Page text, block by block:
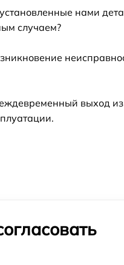
нами
случаем?
выход из